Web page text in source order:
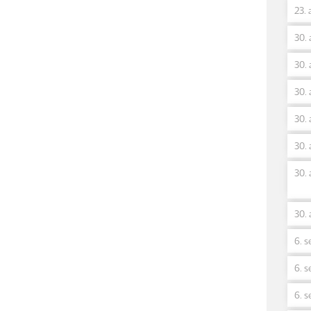
23.
30.
30.
30.
30.
30.
30.
30.
6.
6.
6.